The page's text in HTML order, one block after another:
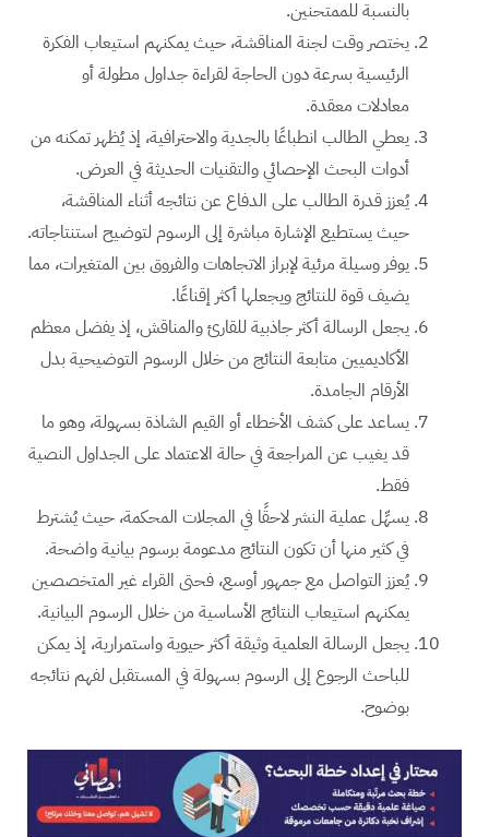
بالنسبة للممتحنين.
يختصر وقت لجنة المناقشة، حيث يمكنهم استيعاب الفكرة
الرئيسية بسرعة دون الحاجة لقراءة جداول مطولة أو
معادلات معقدة.
يعطي الطالب انطباعًا بالجدية والاحترافية، إذ يُظهر تمكنه من
أدوات البحث الإحصائي والتقنيات الحديثة في العرض.
يُعزز قدرة الطالب على الدفاع عن نتائجه أثناء المناقشة،
حيث يستطيع الإشارة مباشرة إلى الرسوم لتوضيح استنتاجاته.
يوفر وسيلة مرئية لإبراز الاتجاهات والفروق بين المتغيرات، مما
يضيف قوة للنتائج ويجعلها أكثر إقناعًا.
يجعل الرسالة أكثر جاذبية للقارئ والمناقش، إذ يفضل معظم
الأكاديميين متابعة النتائج من خلال الرسوم التوضيحية بدل
الأرقام الجامدة.
يساعد على كشف الأخطاء أو القيم الشاذة بسهولة، وهو ما
قد يغيب عن المراجعة في حالة الاعتماد على الجداول النصية
فقط.
يسهِّل عملية النشر لاحقًا في المجلات المحكمة، حيث يُشترط
في كثير منها أن تكون النتائج مدعومة برسوم بيانية واضحة.
يُعزز التواصل مع جمهور أوسع، فحتى القراء غير المتخصصين
يمكنهم استيعاب النتائج الأساسية من خلال الرسوم البيانية.
يجعل الرسالة العلمية وثيقة أكثر حيوية واستمرارية، إذ يمكن
للباحث الرجوع إلى الرسوم بسهولة في المستقبل لفهم نتائجه
بوضوح.